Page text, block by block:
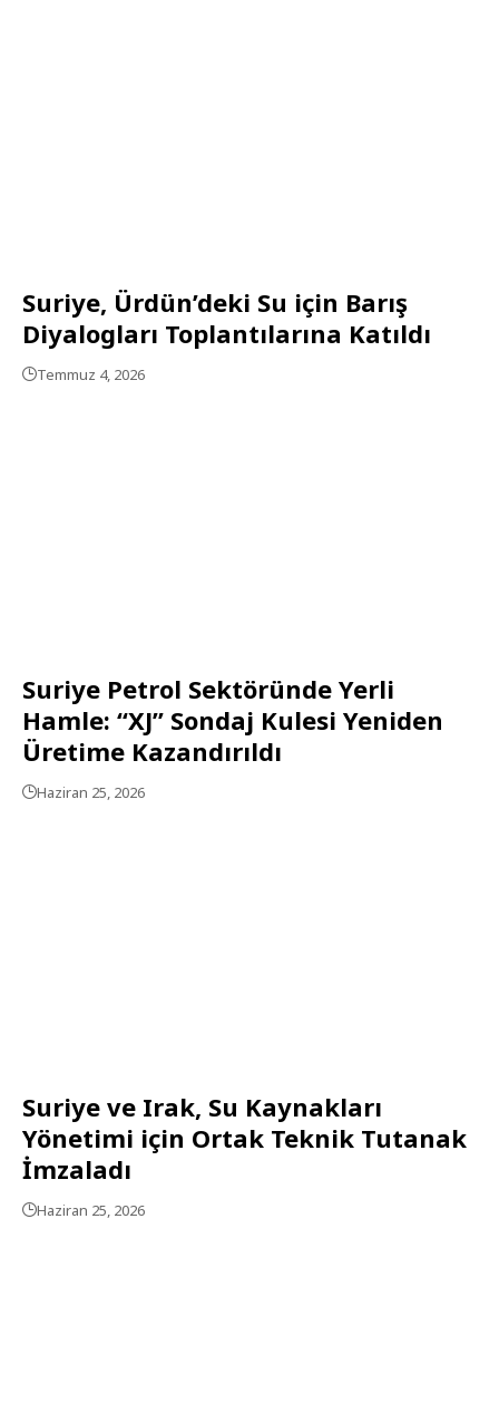
Suriye, Ürdün’deki Su için Barış
Diyalogları Toplantılarına Katıldı
Temmuz 4, 2026
Suriye Petrol Sektöründe Yerli
Hamle: “XJ” Sondaj Kulesi Yeniden
Üretime Kazandırıldı
Haziran 25, 2026
Suriye ve Irak, Su Kaynakları
Yönetimi için Ortak Teknik Tutanak
İmzaladı
Haziran 25, 2026